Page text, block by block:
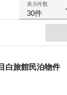
表示件数
30件
白旅館民泊物件